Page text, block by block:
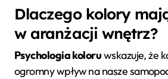
Dlaczego kolory
w aranżacji wnętrz?
Psychologia koloruwskazuje, że
ogromny wpływ na nasze